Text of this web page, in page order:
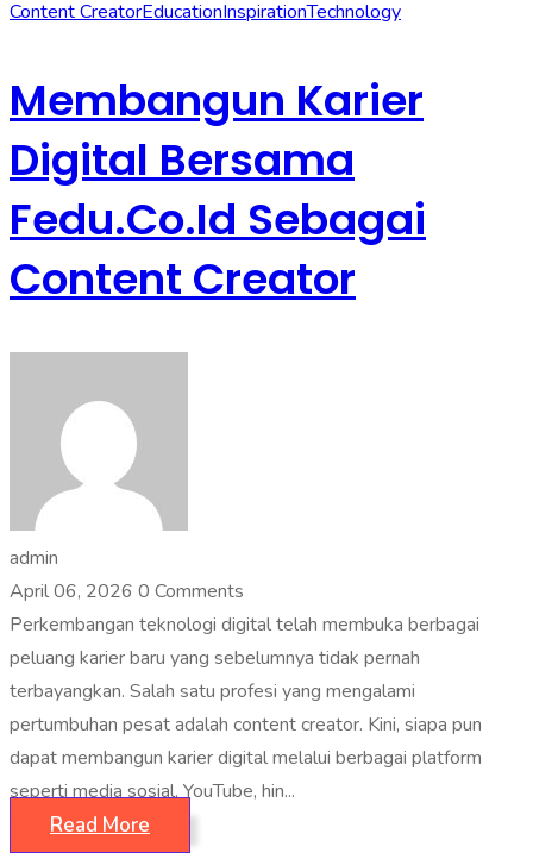
Content CreatorEducationInspirationTechnology
Membangun Karier
Digital Bersama
Fedu.co.id Sebagai
Content Creator
admin
April 06, 2026 0 Comments
Perkembangan teknologi digital telah membuka berbagai
peluang karier baru yang sebelumnya tidak pernah
terbayangkan. Salah satu profesi yang mengalami
pertumbuhan pesat adalah content creator. Kini, siapa pun
dapat membangun karier digital melalui berbagai platform
seperti media sosial, YouTube, hin...
Read More